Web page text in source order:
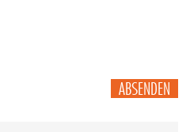
ABSENDEN